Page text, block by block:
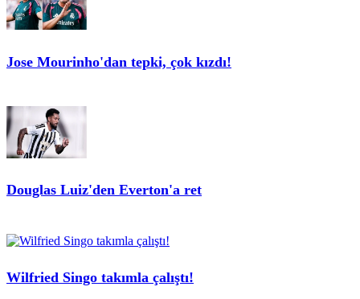
Jose Mourinho'dan tepki, çok kızdı!
Douglas Luiz'den Everton'a ret
Wilfried Singo takımla çalıştı!